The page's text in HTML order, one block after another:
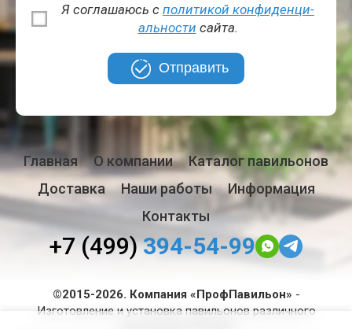
Я соглашаюсь с политикой кон­фи­ден­ци­
аль­но­сти сайта.
Отправить
Главная О компании
Каталог павильонов
Доставка
Наши работы
Информация
Контакты
+7 (499)394-54-99
©2015-2026. Компания «ПрофПавильон» -
Изготовление и установка павильонов различного